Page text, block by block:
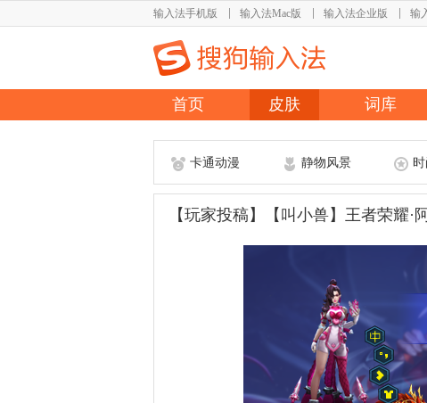
输入法手机版 输入法Mac版 输入法企业版 输
首页 皮肤 词库
卡通动漫 静物风景
【玩家投稿】【叫小兽】王者荣耀·